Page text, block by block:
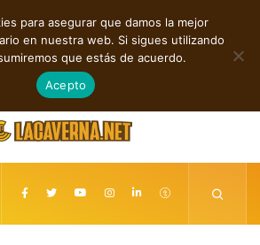
TENDENCIAS
estrenos independientes por descubrir
agosto 7, 2026
para asegurar que damos la mejor
en nuestra web. Si sigues utilizando
que estás de acuerdo.
Acepto